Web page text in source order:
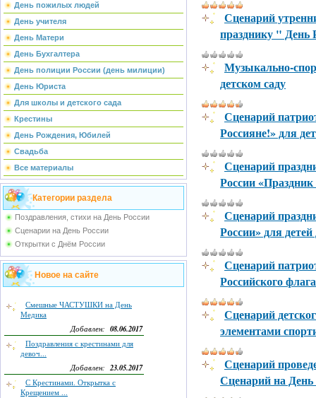
День пожилых людей
День учителя
День Матери
День Бухгалтера
День полиции России (день милиции)
День Юриста
Для школы и детского сада
Крестины
День Рождения, Юбилей
Свадьба
Все материалы
Категории раздела
Поздравления, стихи на День России
Сценарии на День России
Открытки с Днём России
Новое на сайте
Смешные ЧАСТУШКИ на День
Медика
Добавлен: 08.06.2017
Поздравления с крестинами для
девоч...
Добавлен:23.05.2017
С Крестинами. Открытка с
Крещением ...
Сценарий
празднику " День
Музыкально-
детском саду
Сценарий
Россияне!» для
Сценарий
России «Праздник
Сценарий
России» для
Сценарий
Российского
Сценарий
элементами
Сценарий
Сценарий на День